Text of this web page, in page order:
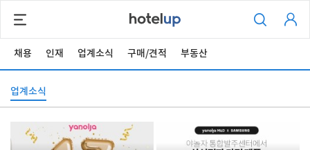
채용 인재 업계소식 구매/견적 부동산
업계소식